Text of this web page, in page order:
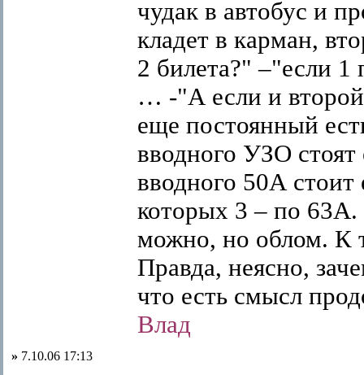
чудак в автобус и
кладет в карман,
2 билета?" –"если 1
… -"А если и
еще постоянный
вводного УЗО
вводного 50А
которых 3 – по
можно, но облом. К
Правда, неясно,
что есть смысл
Влад
» 7.10.06 17:13